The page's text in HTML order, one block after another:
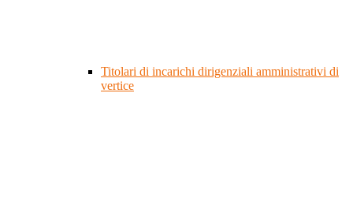
Titolari di incarichi dirigenziali amministrativi di
vertice